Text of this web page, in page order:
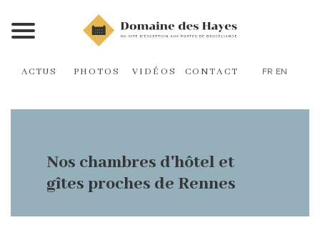
ACTUS PHOTOS VIDÉOS CONTACT FR EN
Nos chambres d'hôtel et
gîtes proches de Rennes